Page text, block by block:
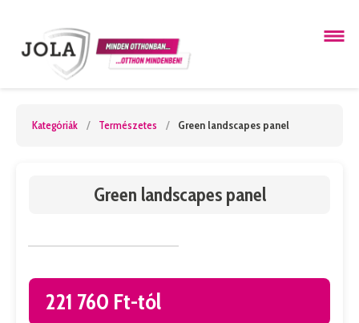
Kategóriák / Természetes / Green landscapes panel
Green landscapes panel
221 760 Ft-tól